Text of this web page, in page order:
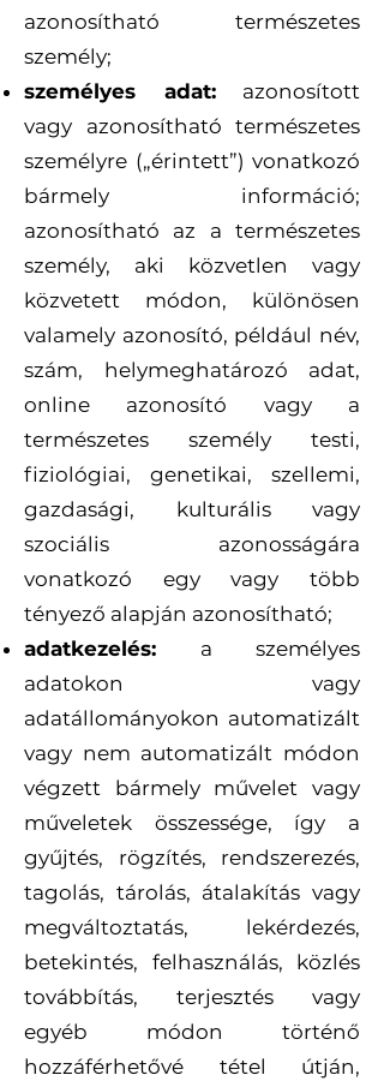
azonosítható természetes
személy;
személyes adat:azonosított
vagy azonosítható természetes
személyre („érintett”) vonatkozó
bármely információ;
azonosítható az a természetes
személy, aki közvetlen vagy
közvetett módon, különösen
valamely azonosító, például név,
szám, helymeghatározó adat,
online azonosító vagy a
természetes személy testi,
fiziológiai, genetikai, szellemi,
gazdasági, kulturális vagy
szociális azonosságára
vonatkozó egy vagy több
tényező alapján azonosítható;
adatkezelés: a személyes
adatokon vagy
adatállományokon automatizált
vagy nem automatizált módon
végzett bármely művelet vagy
műveletek összessége, így a
gyűjtés, rögzítés, rendszerezés,
tagolás, tárolás, átalakítás vagy
megváltoztatás, lekérdezés,
betekintés, felhasználás, közlés
továbbítás, terjesztés vagy
egyéb módon történő
hozzáférhetővé tétel útján,